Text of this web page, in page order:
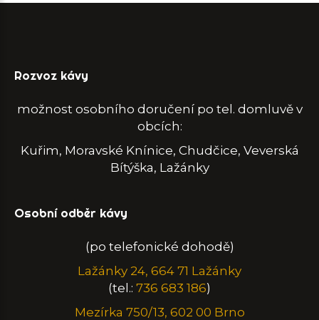
Rozvoz kávy
možnost osobního doručení po tel. domluvě v
obcích:
Kuřim, Moravské Knínice, Chudčice, Veverská
Bítýška, Lažánky
Osobní odběr kávy
(po telefonické dohodě)
Lažánky 24, 664 71 Lažánky
(tel.: 736 683 186)
Mezírka 750/13, 602 00 Brno